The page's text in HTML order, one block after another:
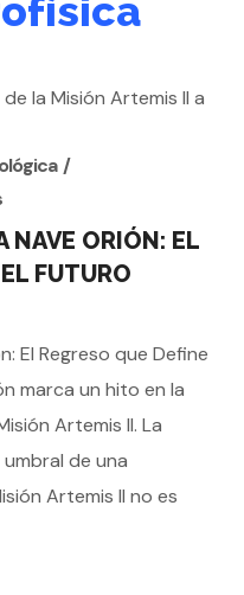
NAVE ORIÓN: EL
FUTURO
El Regreso que Define
marca un hito en la
Artemis II. La
de una
Artemis II no es